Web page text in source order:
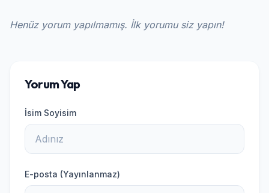
Henüz yorum yapılmamış. İlk yorumu siz yapın!
Yorum Yap
İsim Soyisim
E-posta (Yayınlanmaz)